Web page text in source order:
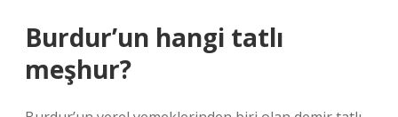
Burdur’un hangi tatlı
meşhur?